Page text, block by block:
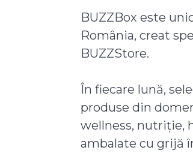
BUZZBox este
România, creat
BUZZStore.
În fiecare lună,
produse din
wellness, nutriție,
ambalate cu grijă